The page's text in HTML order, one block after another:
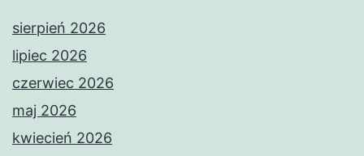
sierpień 2026
lipiec 2026
czerwiec 2026
maj 2026
kwiecień 2026